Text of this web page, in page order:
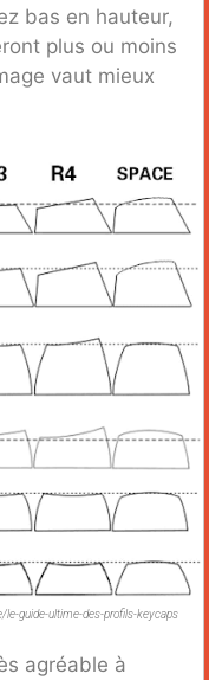
bas en hauteur,
plus ou moins
vaut mieux
le-guide-ultime-des-profils-keycaps
agréable à